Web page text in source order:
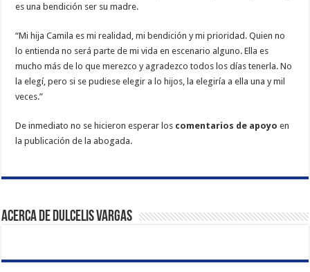
es una bendición ser su madre.
“Mi hija Camila es mi realidad, mi bendición y mi prioridad. Quien no
lo entienda no será parte de mi vida en escenario alguno. Ella es
mucho más de lo que merezco y agradezco todos los días tenerla. No
la elegí, pero si se pudiese elegir a lo hijos, la elegiría a ella una y mil
veces.”
De inmediato no se hicieron esperar los comentarios de apoyoen
la publicación de la abogada.
Acerca de Dulcelis Vargas